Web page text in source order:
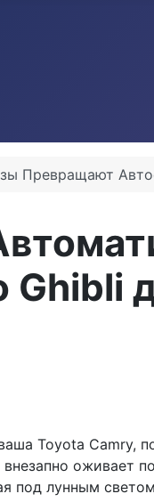
Превращают
Toyota Camry,
внезапно оживает
под лунным